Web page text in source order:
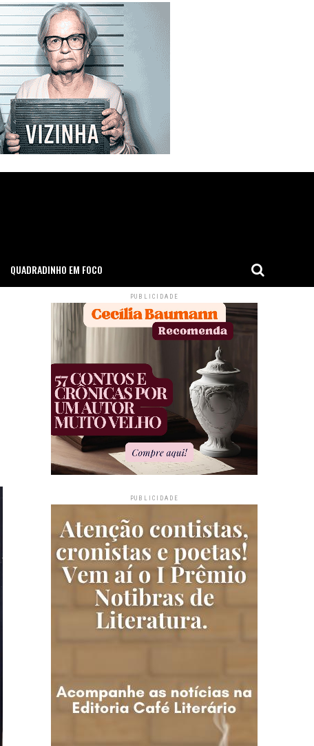
QUADRADINHO EM FOCO
PUBLICIDADE
PUBLICIDADE